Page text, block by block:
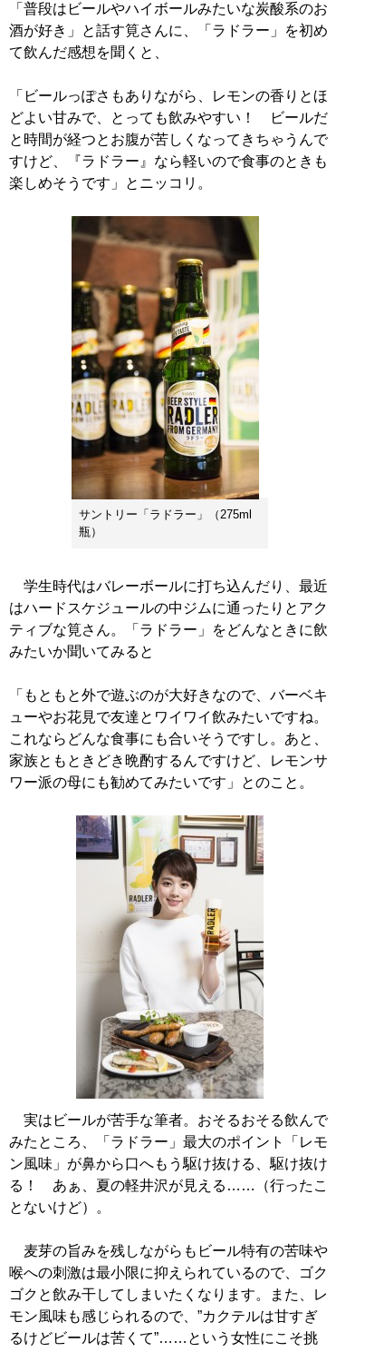
「普段はビールやハイボールみたいな炭酸系のお
酒が好き」と話す筧さんに、「ラドラー」を初め
て飲んだ感想を聞くと、
「ビールっぽさもありながら、レモンの香りとほ
どよい甘みで、とっても飲みやすい！ ビールだ
と時間が経つとお腹が苦しくなってきちゃうんで
すけど、『ラドラー』なら軽いので食事のときも
楽しめそうです」とニッコリ。
サントリー「ラドラー」（275ml
瓶）
学生時代はバレーボールに打ち込んだり、最近
はハードスケジュールの中ジムに通ったりとアク
ティブな筧さん。「ラドラー」をどんなときに飲
みたいか聞いてみると
「もともと外で遊ぶのが大好きなので、バーベキ
ューやお花見で友達とワイワイ飲みたいですね。
これならどんな食事にも合いそうですし。あと、
家族ともときどき晩酌するんですけど、レモンサ
ワー派の母にも勧めてみたいです」とのこと。
実はビールが苦手な筆者。おそるおそる飲んで
みたところ、「ラドラー」最大のポイント「レモ
ン風味」が鼻から口へもう駆け抜ける、駆け抜け
る！ あぁ、夏の軽井沢が見える……（行ったこ
とないけど）。
麦芽の旨みを残しながらもビール特有の苦味や
喉への刺激は最小限に抑えられているので、ゴク
ゴクと飲み干してしまいたくなります。また、レ
モン風味も感じられるので、”カクテルは甘すぎ
るけどビールは苦くて”……という女性にこそ挑